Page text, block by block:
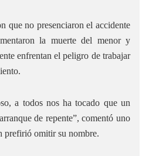
que no presenciaron el accidente
la muerte del menor y
enfrentan el peligro de trabajar
a todos nos ha tocado que un
de repente”, comentó uno
prefirió omitir su nombre.